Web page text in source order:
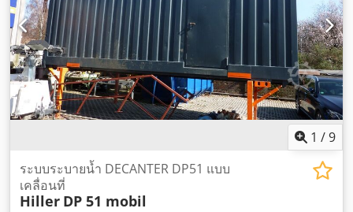
1 /9
ระบบระบายน้ำ DECANTER DP51 แบบ
เคลื่อนที่
Hiller DP 51 mobil